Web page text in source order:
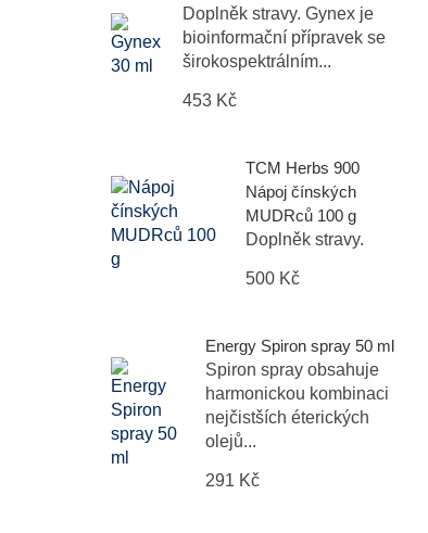
Doplněk stravy. Gynex je
bioinformační přípravek se
širokospektrálním...
453 Kč
TCM Herbs 900
Nápoj čínských
MUDRců 100 g
Doplněk stravy.
500 Kč
Energy Spiron spray 50 ml
Spiron spray obsahuje
harmonickou kombinaci
nejčistších éterických
olejů...
291 Kč